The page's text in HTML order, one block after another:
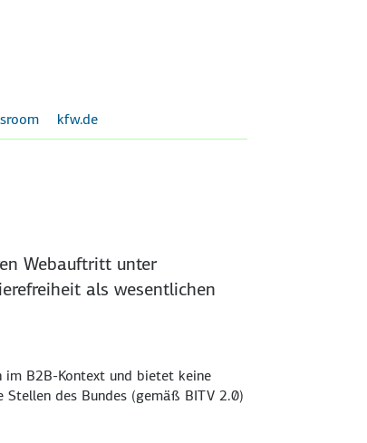
kfw.de
Webauftritt unter
als wesentlichen
im B2B-Kontext und bietet keine
des Bundes (gemäß BITV 2.0)